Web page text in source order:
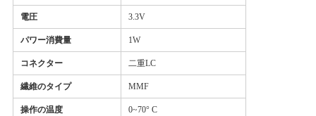
ニ
ュ
ー
ス
電圧 3.3V
パワー消費量 1W
コネクター 二重LC
繊維のタイプ MMF
操作の温度 0~70° C